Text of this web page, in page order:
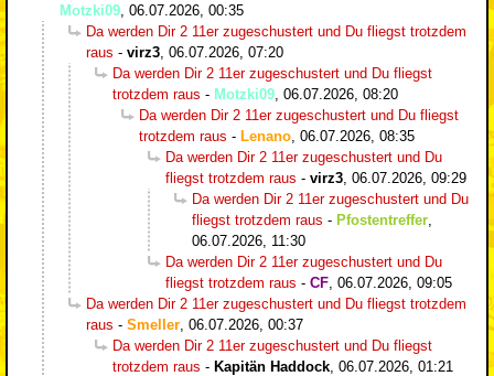
Motzki09 06.07.2026, 00:35
Da werden Dir 2 11er zugeschustert und Du fliegst trotzdem
raus - virz3 06.07.2026, 07:20
Da werden Dir 2 11er zugeschustert und Du fliegst
trotzdem raus - Motzki09 06.07.2026, 08:20
Da werden Dir 2 11er zugeschustert und Du fliegst
trotzdem raus - Lenano 06.07.2026, 08:35
Da werden Dir 2 11er zugeschustert und Du
fliegst trotzdem raus - virz3 06.07.2026, 09:29
Da werden Dir 2 11er zugeschustert und Du
fliegst trotzdem raus - Pfostentreffer
06.07.2026, 11:30
Da werden Dir 2 11er zugeschustert und Du
fliegst trotzdem raus - CF 06.07.2026, 09:05
Da werden Dir 2 11er zugeschustert und Du fliegst trotzdem
raus - Smeller 06.07.2026, 00:37
Da werden Dir 2 11er zugeschustert und Du fliegst
trotzdem raus - Kapitän Haddock 06.07.2026, 01:21